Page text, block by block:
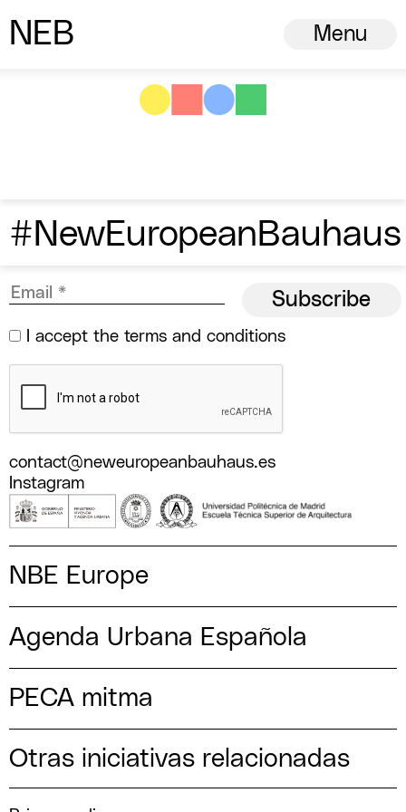
N ew
European
B Menu
#NewEuropeanBauhaus
I accept the terms and conditions
contact@neweuropeanbauhaus.es
Instagram
NBE Europe
Agenda Urbana Española
PECA mitma
Otras iniciativas relacionadas